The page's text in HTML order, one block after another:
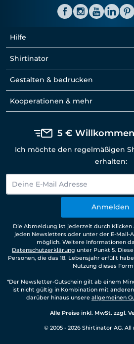
Hilfe
Shirtinator
Gestalten & bedrucken
Kooperationen & mehr
5 €
Ich möchte den regelmäßigen
erhalten:
Anmelden
Die Abmeldung ist jederzeit durch
jeden Newsletters oder unter der E-Mail-
möglich. Weitere Informationen
Datenschutzerklärung unter Punkt 5.
Personen, die das 18. Lebensjahr erfüllt
Nutzung dieses
*Der Newsletter-Gutschein gilt ab einem
ist nicht gültig in Kombination mit
darüber hinaus unsere allgemeinen
Alle Preise inkl. MwSt. zzgl.
© 2005 - 2026 Shirtinator AG.